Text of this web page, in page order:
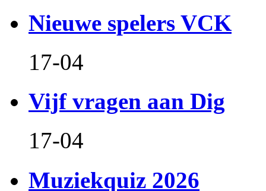
Nieuwe spelers VCK
17-04
Vijf vragen aan Dig
17-04
Muziekquiz 2026